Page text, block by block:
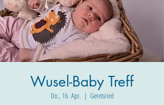
Wusel-Baby Treff
Do., 16. Apr.
  |
Geretsried